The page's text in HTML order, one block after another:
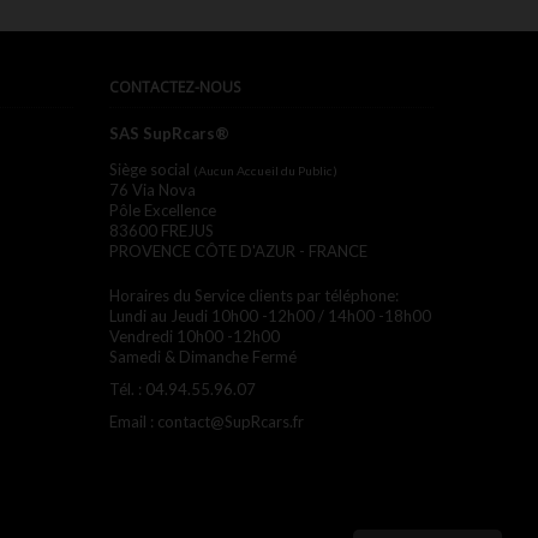
CONTACTEZ-NOUS
SAS SupRcars®
Siège social (Aucun Accueil du Public)
76 Via Nova
Pôle Excellence
83600 FREJUS
PROVENCE CÔTE D'AZUR - FRANCE
Horaires du Service clients par téléphone:
Lundi au Jeudi 10h00 -12h00 / 14h00 -18h00
Vendredi 10h00 -12h00
Samedi & Dimanche Fermé
Tél. : 04.94.55.96.07
Email : contact@SupRcars.fr